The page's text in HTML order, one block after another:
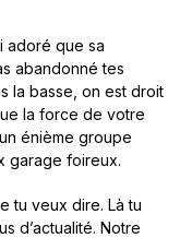
adoré que sa
abandonné tes
la basse, on est droit
la force de votre
énième groupe
garage foireux.
tu veux dire. Là tu
d’actualité. Notre